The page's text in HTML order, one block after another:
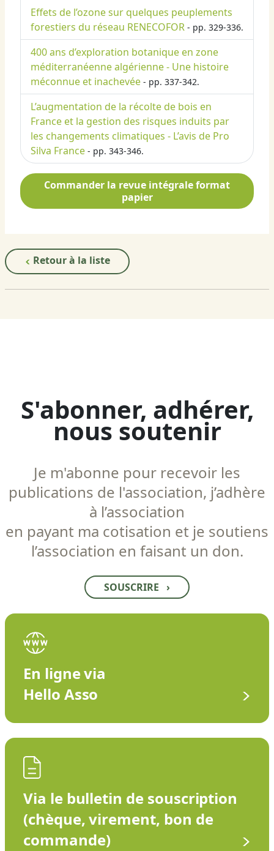
Effets de l’ozone sur quelques peuplements
forestiers du réseau RENECOFOR - pp. 329-336.
400 ans d’exploration botanique en zone
méditerranéenne algérienne - Une histoire
méconnue et inachevée - pp. 337-342.
L’augmentation de la récolte de bois en
France et la gestion des risques induits par
les changements climatiques - L’avis de Pro
Silva France - pp. 343-346.
Commander la revue intégrale format
papier
Retour à la liste
S'abonner, adhérer,
nous soutenir
Je m'abonne pour recevoir les
publications de l'association, j’adhère
à l’association
en payant ma cotisation et je soutiens
l’association en faisant un don.
SOUSCRIRE ›
En ligne via
Hello Asso
Via le bulletin de souscription
(chèque, virement, bon de
commande)